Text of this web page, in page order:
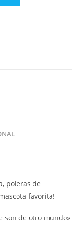
poleras de
favorita!
son de otro mundo»